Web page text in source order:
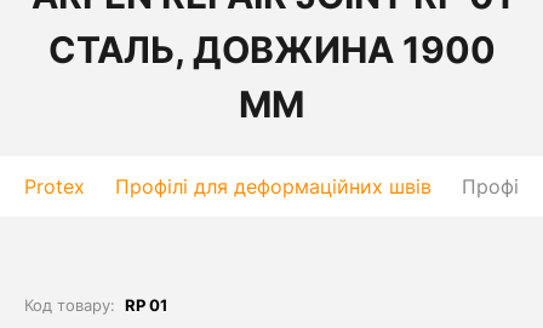
СТАЛЬ, ДОВЖИНА 1900
ММ
Protex Профілі для деформаційних швів
Код товару: RP 01